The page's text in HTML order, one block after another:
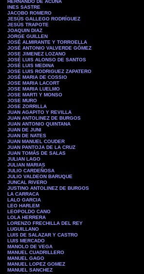
HERNANDO DE ACUÑA
INES SASTRE
JACOBO ROMERO
JESÚS GALLEGO RODRÍGUEZ
JESÚS TRAPOTE
JOAQUIN DIAZ
JORGE GUILLEN
JOSÉ ALMIRANTE Y TORROELLA
JOSÉ ANTONIO VALVERDE GÓMEZ
JOSE JIMENEZ LOZANO
JOSÉ LUIS ALONSO DE SANTOS
JOSÉ LUIS MEDINA
JOSE LUIS RODRIGUEZ ZAPATERO
JOSÉ MARIA DE COSSIO
JOSE MARIA LACORT
JOSE MARIA LUELMO
JOSE MARTI Y MONSO
JOSE MURO
JOSE ZORRILLA
JUAN AGAPITO Y REVILLA
JUAN ANTOLINEZ DE BURGOS
JUAN ANTONIO QUINTANA
JUAN DE JUNI
JUAN DE NATES
JUAN MANUEL COUDER
JUAN PANTOJA DE LA CRUZ
JUAN TOMÁS DE SALAS
JULIAN LAGO
JULIAN MARIAS
JULIO CARDEÑOSA
JULIO VALDEON BARUQUE
JUNCAL RIVERO
JUSTINO ANTOLINEZ DE BURGOS
LA CARRACA
LALO GARCIA
LEO HARLEM
LEOPOLDO CANO
LOLA HERRERA
LORENZO FRECHILLA DEL REY
LUGUILLANO
LUIS DE SALAZAR Y CASTRO
LUIS MERCADO
MANOLO DE VEGA
MANUEL CUADRILLERO
MANUEL GAGO
MANUEL LOPEZ GOMEZ
MANUEL SANCHEZ